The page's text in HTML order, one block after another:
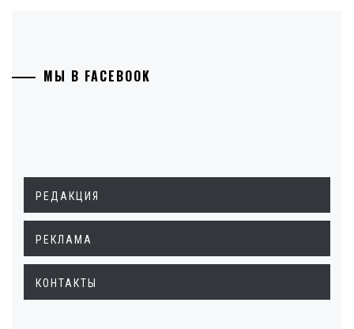
МЫ В FACEBOOK
РЕДАКЦИЯ
РЕКЛАМА
КОНТАКТЫ